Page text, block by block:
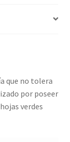
que no tolera
por poseer
verdes